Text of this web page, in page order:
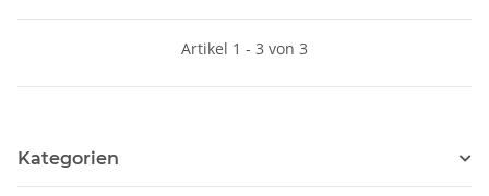
Artikel 1 - 3 von 3
Kategorien